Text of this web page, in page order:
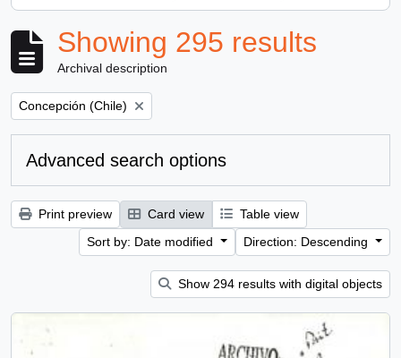
Showing 295 results
Archival description
Remove filter:
Concepción (Chile)
Advanced search options
Print preview Card view
Table view
Sort by: Date modified
Direction: Descending
Show 294 results with digital objects